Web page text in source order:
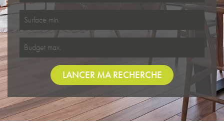
LANCER MA RECHERCHE